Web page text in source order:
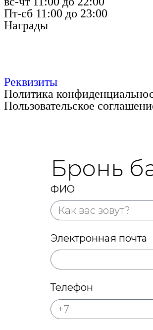
Пт-сб 11:00 до 23:00
Награды
Реквизиты
Политика
Пользовательское
Бронь
ФИО
Электронная почта
Телефон